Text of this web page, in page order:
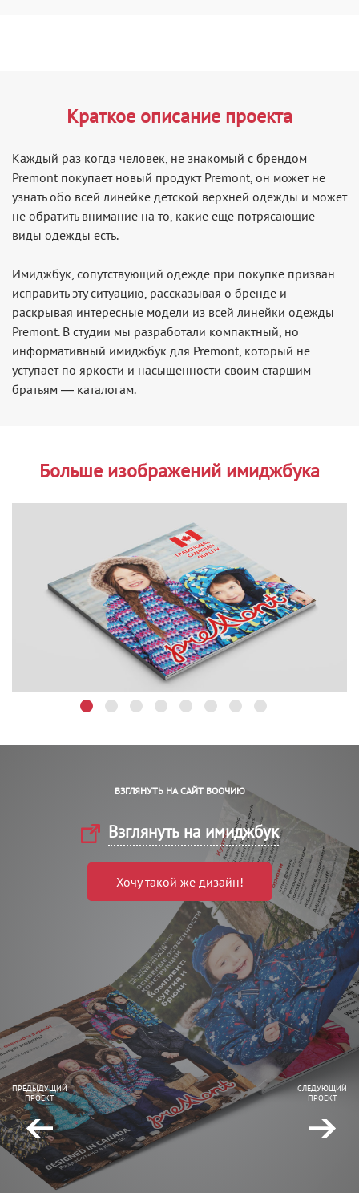
Краткое описание проекта
Каждый раз когда человек, не знакомый с брендом
Premont покупает новый продукт Premont, он может не
узнать обо всей линейке детской верхней одежды и может
не обратить внимание на то, какие еще потрясающие
виды одежды есть.
Имиджбук, сопутствующий одежде при покупке призван
исправить эту ситуацию, рассказывая о бренде и
раскрывая интересные модели из всей линейки одежды
Premont. В студии мы разработали компактный, но
информативный имиджбук для Premont, который не
уступает по яркости и насыщенности своим старшим
братьям — каталогам.
Больше изображений имиджбука
ВЗГЛЯНУТЬ НА САЙТ ВООЧИЮ
Взглянуть на имиджбук
Хочу такой же дизайн!
ПРЕДЫДУЩИЙ
ПРОЕКТ
СЛЕДУЮЩИЙ
ПРОЕКТ